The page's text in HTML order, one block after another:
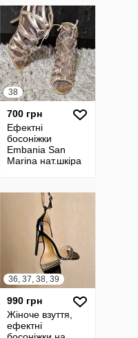
38
700 грн
Ефектні
босоніжки
Embania San
Marina нат.шкіра
36, 37, 38, 39
990 грн
Жіноче взуття,
ефектні